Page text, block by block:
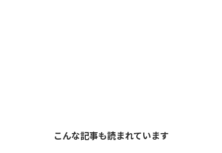
こんな記事も読まれています